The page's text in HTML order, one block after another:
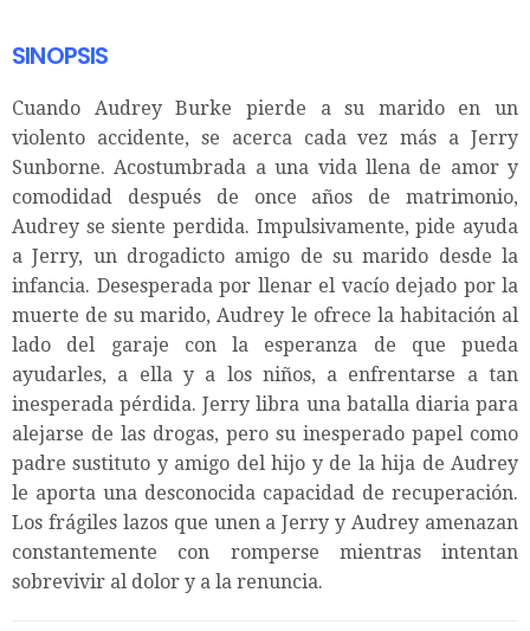
SINOPSIS
Cuando Audrey Burke pierde a su marido en un
violento accidente, se acerca cada vez más a Jerry
Sunborne. Acostumbrada a una vida llena de amor y
comodidad después de once años de matrimonio,
Audrey se siente perdida. Impulsivamente, pide ayuda
a Jerry, un drogadicto amigo de su marido desde la
infancia. Desesperada por llenar el vacío dejado por la
muerte de su marido, Audrey le ofrece la habitación al
lado del garaje con la esperanza de que pueda
ayudarles, a ella y a los niños, a enfrentarse a tan
inesperada pérdida. Jerry libra una batalla diaria para
alejarse de las drogas, pero su inesperado papel como
padre sustituto y amigo del hijo y de la hija de Audrey
le aporta una desconocida capacidad de recuperación.
Los frágiles lazos que unen a Jerry y Audrey amenazan
constantemente con romperse mientras intentan
sobrevivir al dolor y a la renuncia.